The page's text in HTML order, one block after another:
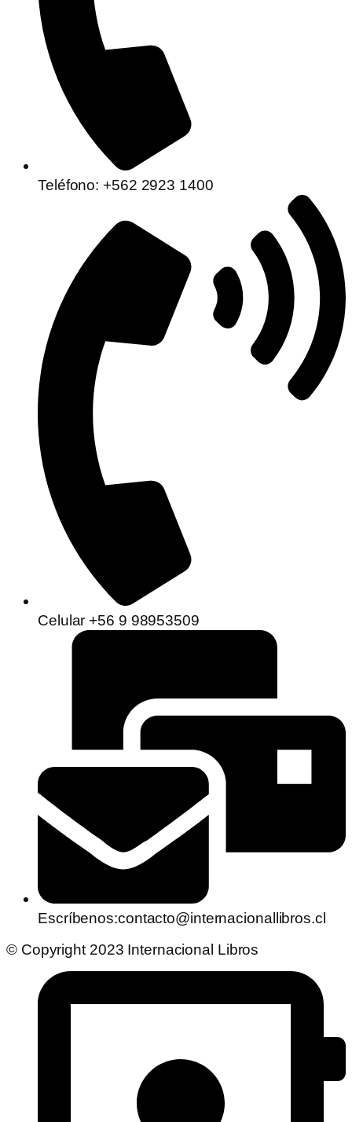
Teléfono: +562 2923 1400
Celular +56 9 98953509
Escríbenos:contacto@internacionallibros.cl
© Copyright 2023 Internacional Libros